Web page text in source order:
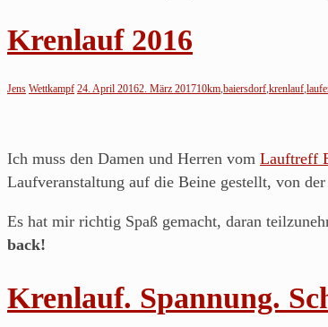
Krenlauf 2016
Jens Wettkampf 24. April 20162. März 201710km,baiersdorf,krenlauf,
Ich muss den Damen und Herren vom Lauftreff
Laufveranstaltung auf die Beine gestellt, von
Es hat mir richtig Spaß gemacht, daran
back!
Krenlauf. Spannung.